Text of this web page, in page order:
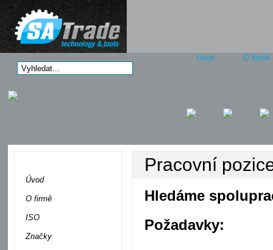
Úvod O firmě
Úvod
O firmě
ISO
Značky
Pracovní
Hledáme
Požadavky: